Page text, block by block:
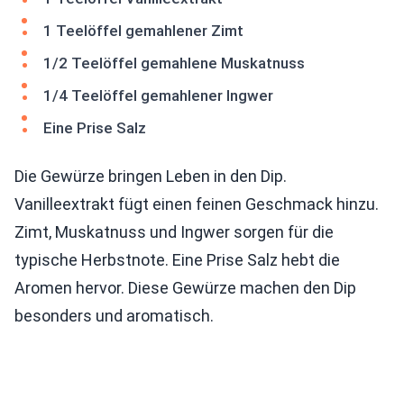
1 Teelöffel gemahlener Zimt
1/2 Teelöffel gemahlene Muskatnuss
1/4 Teelöffel gemahlener Ingwer
Eine Prise Salz
Die Gewürze bringen Leben in den Dip.
Vanilleextrakt fügt einen feinen Geschmack hinzu.
Zimt, Muskatnuss und Ingwer sorgen für die
typische Herbstnote. Eine Prise Salz hebt die
Aromen hervor. Diese Gewürze machen den Dip
besonders und aromatisch.